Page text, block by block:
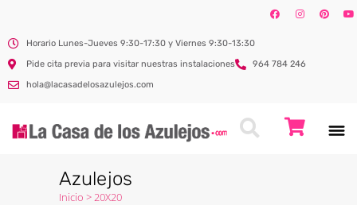
Horario Lunes-Jueves 9:30-17:30 y Viernes 9:30-13:30
Pide cita previa para visitar nuestras instalaciones
964 784 246
hola@lacasadelosazulejos.com
Azulejos
Inicio >20X20